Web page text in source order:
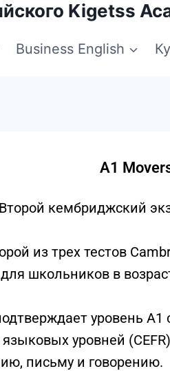
Kigetss
Business English
A1
Второй кембриджский
из трех тестов
школьников в
уровень A1
уровней
письму и говорению.